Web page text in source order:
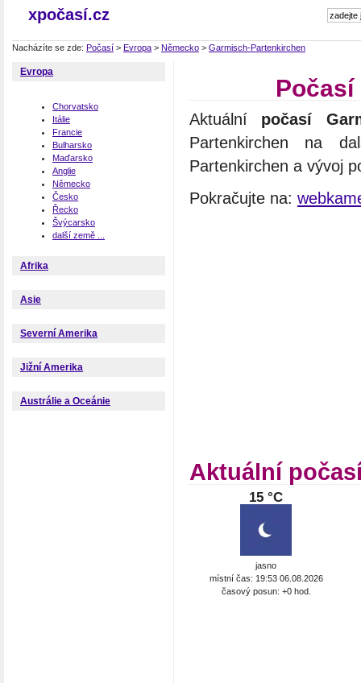
xpočasí.cz
Nacházíte se zde: Počasí > Evropa > Německo > Garmisch-Partenkirchen
Evropa
Chorvatsko
Itálie
Francie
Bulharsko
Maďarsko
Anglie
Německo
Česko
Řecko
Švýcarsko
další země ...
Afrika
Asie
Severní Amerika
Jižní Amerika
Austrálie a Oceánie
Aktuální počasí
Partenkirchen na
Partenkirchen a vývoj
Pokračujte na:
Aktuální
15 °C
jasno
místní čas: 19:53 06.08.2026
časový posun: +0 hod.